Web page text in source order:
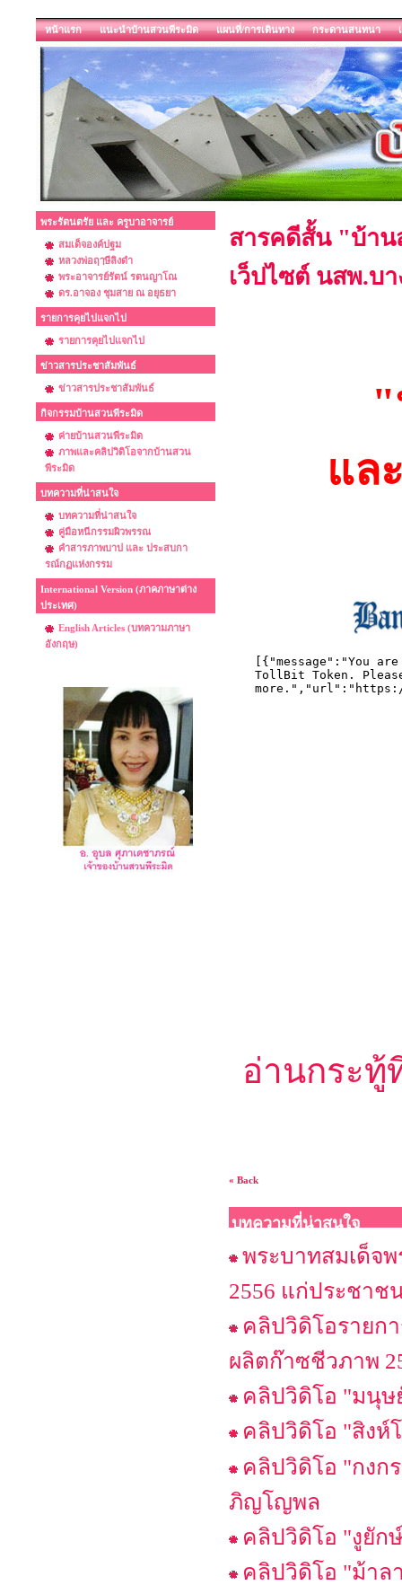
หน้าแรก แนะนำบ้านสวนพีระมิด แผนที่/การเดินทาง กระดานสนทนา
พระรัตนตรัย และ ครูบาอาจารย์
สมเด็จองค์ปฐม
หลวงพ่อฤๅษีลิงดำ
พระอาจารย์รัตน์ รตนญาโณ
ดร.อาจอง ชุมสาย ณ อยุธยา
รายการคุยไปแจกไป
รายการคุยไปแจกไป
ข่าวสารประชาสัมพันธ์
ข่าวสารประชาสัมพันธ์
กิจกรรมบ้านสวนพีระมิด
ค่ายบ้านสวนพีระมิด
ภาพและคลิปวิดิโอจากบ้านสวน
พีระมิด
บทความที่น่าสนใจ
บทความที่น่าสนใจ
คู่มือหนีกรรมผิวพรรณ
คำสารภาพบาป และ ประสบกา
รณ์กฏแห่งกรรม
International Version (ภาคภาษาต่าง
ประเทศ)
English Articles (บทความภาษา
อังกฤษ)
สารคดีสั้น "บ้าน
เว็ปไซต์ นสพ.บ
แล
อ่านกระทู้
« Back
บทความที่น่าสนใจ
พระบาทสมเด็จ
2556 แก่ประชาช
คลิปวิดิโอรายก
ผลิตก๊าซชีวภาพ
คลิปวิดิโอ "มนุ
คลิปวิดิโอ "สิง
คลิปวิดิโอ "กงก
ภิญโญพล
คลิปวิดิโอ "งูยั
คลิปวิดิโอ "ม้า